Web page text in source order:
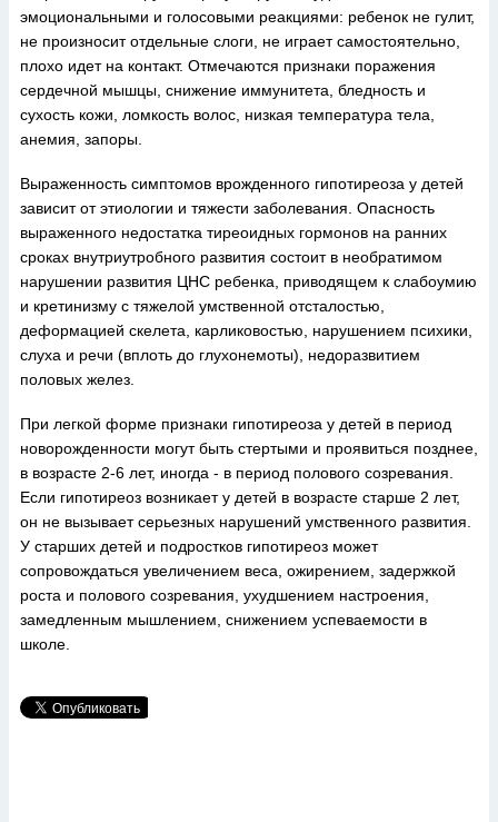
эмоциональными и голосовыми реакциями: ребенок не гулит,
не произносит отдельные слоги, не играет самостоятельно,
плохо идет на контакт. Отмечаются признаки поражения
сердечной мышцы, снижение иммунитета, бледность и
сухость кожи, ломкость волос, низкая температура тела,
анемия, запоры.
Выраженность симптомов врожденного гипотиреоза у детей
зависит от этиологии и тяжести заболевания. Опасность
выраженного недостатка тиреоидных гормонов на ранних
сроках внутриутробного развития состоит в необратимом
нарушении развития ЦНС ребенка, приводящем к слабоумию
и кретинизму с тяжелой умственной отсталостью,
деформацией скелета, карликовостью, нарушением психики,
слуха и речи (вплоть до глухонемоты), недоразвитием
половых желез.
При легкой форме признаки гипотиреоза у детей в период
новорожденности могут быть стертыми и проявиться позднее,
в возрасте 2-6 лет, иногда - в период полового созревания.
Если гипотиреоз возникает у детей в возрасте старше 2 лет,
он не вызывает серьезных нарушений умственного развития.
У старших детей и подростков гипотиреоз может
сопровождаться увеличением веса, ожирением, задержкой
роста и полового созревания, ухудшением настроения,
замедленным мышлением, снижением успеваемости в
школе.